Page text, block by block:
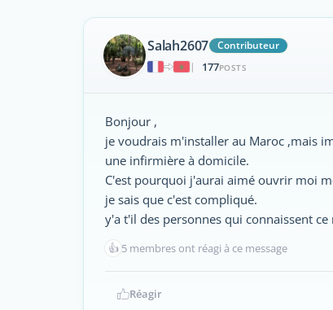
Salah2607
Contributeur
|
177POSTS
Bonjour ,
je voudrais m'installer au Maroc ,mais
une infirmière à domicile.
C'est pourquoi j'aurai aimé ouvrir moi
je sais que c'est compliqué.
y'a t'il des personnes qui connaissent
👍 5 membres ont réagi à ce message
Réagir